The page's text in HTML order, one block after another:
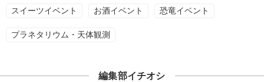
スイーツイベント お酒イベント 恐竜イベント
プラネタリウム・天体観測
編集部イチオシ